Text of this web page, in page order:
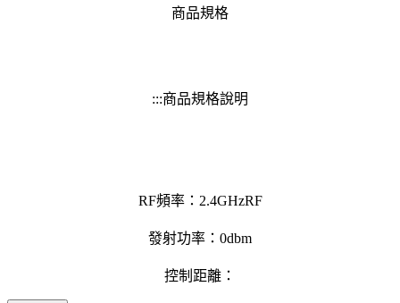
商品規格
:::商品規格說明
RF頻率：2.4GHzRF
發射功率：0dbm
控制距離：